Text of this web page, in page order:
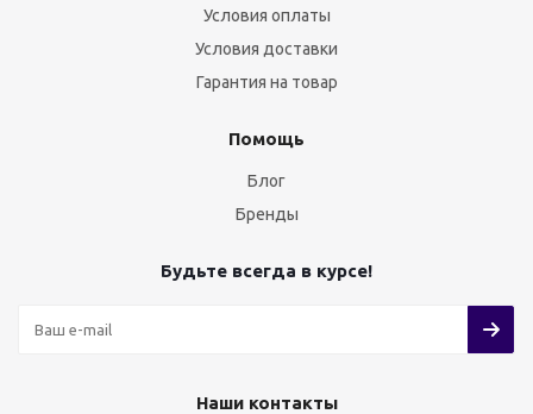
Условия оплаты
Условия доставки
Гарантия на товар
Помощь
Блог
Бренды
Будьте всегда в курсе!
Наши контакты